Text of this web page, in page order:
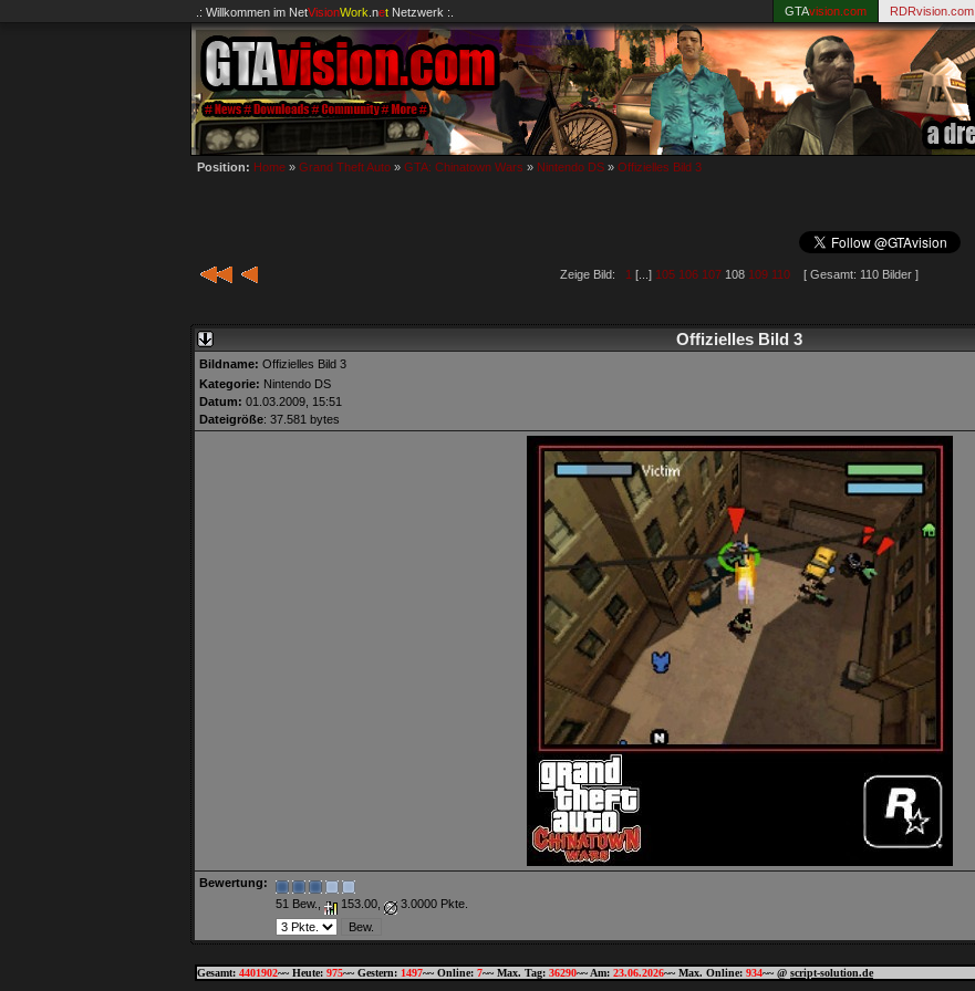
.: Willkommen im NetVisionWork .net Netzwerk :. GTAvision.com RDRvision.com
Position: Home » Grand Theft Auto » GTA: Chinatown Wars » Nintendo DS » Offizielles Bild 3
Zeige Bild: 1 [...] 105 106 107 108 109 110 [ Gesamt: 110 Bilder ]
Offizielles Bild 3
Bildname: Offizielles Bild 3
Kategorie: Nintendo DS
Datum: 01.03.2009, 15:51
Dateigröße: 37.581 bytes
Bewertung:
51 Bew.,
153.00, 3.0000 Pkte.
Gesamt: 4401902~~ Heute: 975~~ Gestern: 1497~~ Online: 7~~ Max. Tag: 36290~~ Am: 23.06.2026~~ Max. Online: 934~~ @ script-solution.de